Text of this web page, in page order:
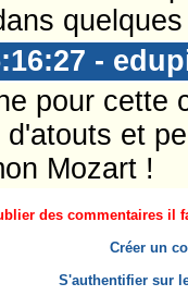
-
pour cette
et
Mozart !
des commentaires il
Créer un
S'authentifier sur